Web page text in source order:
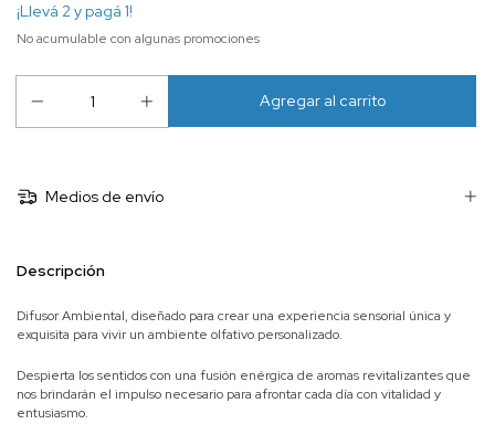
¡Llevá 2 y pagá 1!
No acumulable con algunas promociones
Medios de envío
Descripción
Difusor Ambiental, diseñado para crear una experiencia sensorial única y
exquisita para vivir un ambiente olfativo personalizado.
Despierta los sentidos con una fusión enérgica de aromas revitalizantes que
nos brindarán el impulso necesario para afrontar cada día con vitalidad y
entusiasmo.